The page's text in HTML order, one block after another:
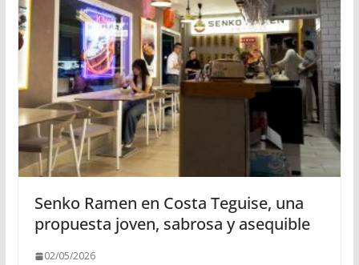
Senko Ramen en Costa Teguise, una
propuesta joven, sabrosa y asequible
02/05/2026